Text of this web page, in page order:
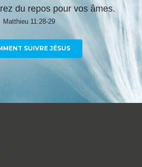
du repos pour vos âmes.
Matthieu 11:28-29
SUIVRE JÉSUS